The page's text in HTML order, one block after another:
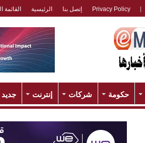
Privacy Policy إتصل بنا الرئيسية القائمة
حكومة شركات إنترنت جديد